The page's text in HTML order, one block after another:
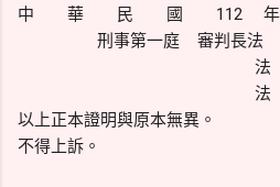
中 華 民 國 112
刑事第一庭 審判長法
法 官 陳
法 官 潘
以上正本證明與原本無異。
不得上訴。
書記官